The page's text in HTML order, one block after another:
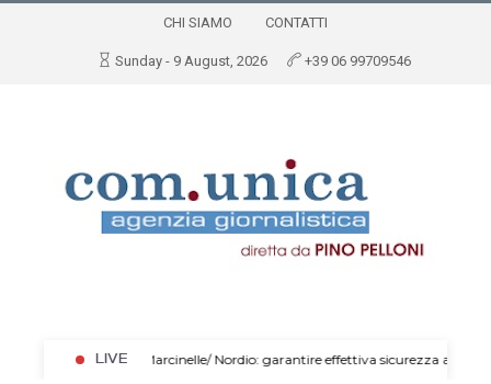
CHI SIAMO CONTATTI
Sunday - 9 August, 2026 +39 06 99709546